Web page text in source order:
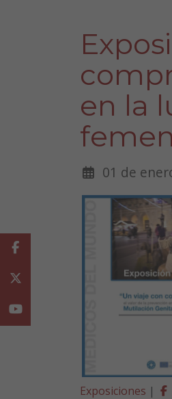
en la
01 de
Exposiciones |
Facebook
Youtube